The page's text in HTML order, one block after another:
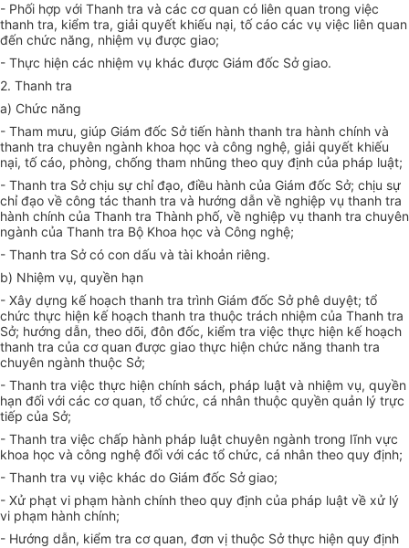
- Phối hợp với Thanh tra và các cơ quan có liên quan trong việc
thanh tra, kiểm tra, giải quyết khiếu nại, tố cáo các vụ việc liên quan
đến chức năng, nhiệm vụ được giao;
- Thực hiện các nhiệm vụ khác được Giám đốc Sở giao.
2. Thanh tra
a) Chức năng
- Tham mưu, giúp Giám đốc Sở tiến hành thanh tra hành chính và
thanh tra chuyên ngành khoa học và công nghệ, giải quyết khiếu
nại, tố cáo, phòng, chống tham nhũng theo quy định của pháp luật;
- Thanh tra Sở chịu sự chỉ đạo, điều hành của Giám đốc Sở; chịu sự
chỉ đạo về công tác thanh tra và hướng dẫn về nghiệp vụ thanh tra
hành chính của Thanh tra Thành phố, về nghiệp vụ thanh tra chuyên
ngành của Thanh tra Bộ Khoa học và Công nghệ;
- Thanh tra Sở có con dấu và tài khoản riêng.
b) Nhiệm vụ, quyền hạn
- Xây dựng kế hoạch thanh tra trình Giám đốc Sở phê duyệt; tổ
chức thực hiện kế hoạch thanh tra thuộc trách nhiệm của Thanh tra
Sở; hướng dẫn, theo dõi, đôn đốc, kiểm tra việc thực hiện kế hoạch
thanh tra của cơ quan được giao thực hiện chức năng thanh tra
chuyên ngành thuộc Sở;
- Thanh tra việc thực hiện chính sách, pháp luật và nhiệm vụ, quyền
hạn đối với các cơ quan, tổ chức, cá nhân thuộc quyền quản lý trực
tiếp của Sở;
- Thanh tra việc chấp hành pháp luật chuyên ngành trong lĩnh vực
khoa học và công nghệ đối với các tổ chức, cá nhân theo quy định;
- Thanh tra vụ việc khác do Giám đốc Sở giao;
- Xử phạt vi phạm hành chính theo quy định của pháp luật về xử lý
vi phạm hành chính;
- Hướng dẫn, kiểm tra cơ quan, đơn vị thuộc Sở thực hiện quy định